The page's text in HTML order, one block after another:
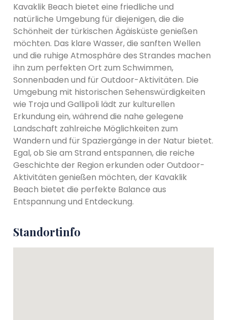
Kavaklik Beach bietet eine friedliche und
natürliche Umgebung für diejenigen, die die
Schönheit der türkischen Ägäisküste genießen
möchten. Das klare Wasser, die sanften Wellen
und die ruhige Atmosphäre des Strandes machen
ihn zum perfekten Ort zum Schwimmen,
Sonnenbaden und für Outdoor-Aktivitäten. Die
Umgebung mit historischen Sehenswürdigkeiten
wie Troja und Gallipoli lädt zur kulturellen
Erkundung ein, während die nahe gelegene
Landschaft zahlreiche Möglichkeiten zum
Wandern und für Spaziergänge in der Natur bietet.
Egal, ob Sie am Strand entspannen, die reiche
Geschichte der Region erkunden oder Outdoor-
Aktivitäten genießen möchten, der Kavaklik
Beach bietet die perfekte Balance aus
Entspannung und Entdeckung.
Standortinfo